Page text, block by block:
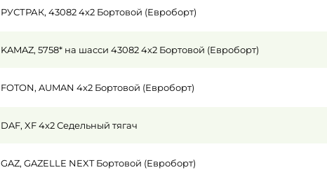
РУСТРАК, 43082 4x2 Бортовой (Евроборт)
KAMAZ, 5758* на шасси 43082 4x2 Бортовой (Евроборт)
FOTON, AUMAN 4x2 Бортовой (Евроборт)
DAF, XF 4x2 Седельный тягач
GAZ, GAZELLE NEXT Бортовой (Евроборт)